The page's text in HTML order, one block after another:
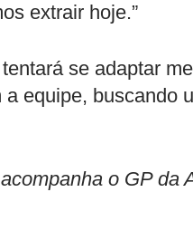
extrair hoje.”
se adaptar
equipe, buscando
o GP da